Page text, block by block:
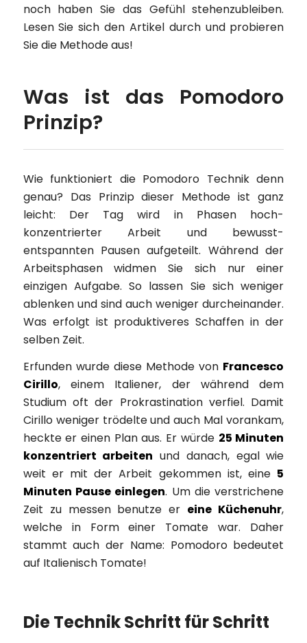
noch haben Sie das Gefühl stehenzubleiben.
Lesen Sie sich den Artikel durch und probieren
Sie die Methode aus!
Was ist das Pomodoro
Prinzip?
Wie funktioniert die Pomodoro Technik denn
genau? Das Prinzip dieser Methode ist ganz
leicht: Der Tag wird in Phasen hoch-
konzentrierter Arbeit und bewusst-
entspannten Pausen aufgeteilt. Während der
Arbeitsphasen widmen Sie sich nur einer
einzigen Aufgabe. So lassen Sie sich weniger
ablenken und sind auch weniger durcheinander.
Was erfolgt ist produktiveres Schaffen in der
selben Zeit.
Erfunden wurde diese Methode von Francesco
Cirillo, einem Italiener, der während dem
Studium oft der Prokrastination verfiel. Damit
Cirillo weniger trödelte und auch Mal vorankam,
heckte er einen Plan aus. Er würde 25 Minuten
konzentriert arbeiten und danach, egal wie
weit er mit der Arbeit gekommen ist, eine 5
Minuten Pause einlegen. Um die verstrichene
Zeit zu messen benutze er eine Küchenuhr,
welche in Form einer Tomate war. Daher
stammt auch der Name: Pomodoro bedeutet
auf Italienisch Tomate!
Die Technik Schritt für Schritt